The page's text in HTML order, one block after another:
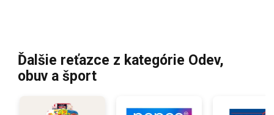
Ďalšie reťazce z kategórie Odev,
obuv a šport